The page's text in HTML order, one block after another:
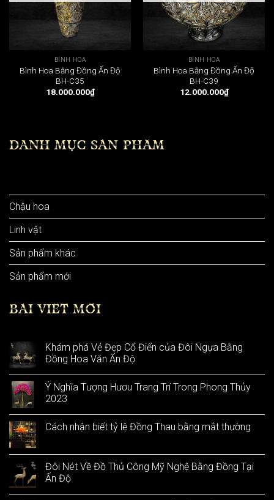
BÌNH HOA
Bình Hoa Bằng Đồng Ấn Độ
BH-C35
18.000.000₫
BÌNH HOA
Bình Hoa Bằng Đồng Ấn Độ
BH-C39
12.000.000₫
DANH MỤC SẢN PHẨM
Chậu hoa
Linh vật
Sản phẩm khác
Sản phẩm mới
BÀI VIẾT MỚI
Khám phá Vẻ Đẹp Cổ Điển của Đôi Ngựa Bằng
Đồng Hoa Văn Ấn Độ
Ý Nghĩa Tượng Hươu Trang Trí Trong Phong Thủy
2023
Cách nhận biết tỷ lệ Đồng Thau bằng mắt thường
Đôi Nét Về Đồ Thủ Công Mỹ Nghệ Bằng Đồng Tại
Ấn Độ